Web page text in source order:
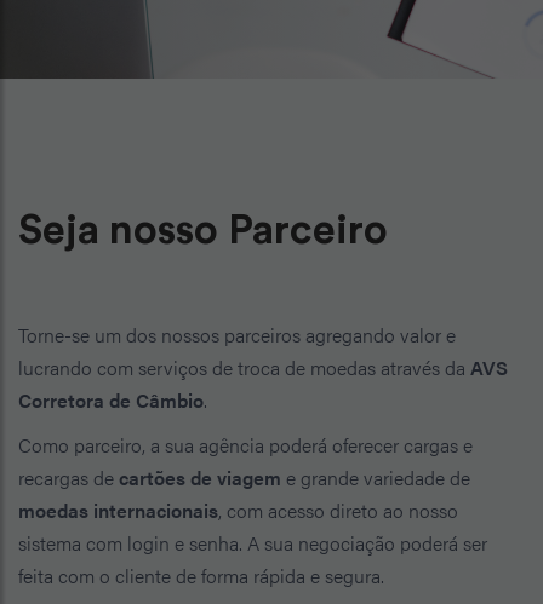
Seja nosso Parceiro
Torne-se um dos nossos parceiros agregando valor e
lucrando com serviços de troca de moedas através da AVS
Corretora de Câmbio.
Como parceiro, a sua agência poderá oferecer cargas e
recargas de cartões de viagem e grande variedade de
moedas internacionais, com acesso direto ao nosso
sistema com login e senha. A sua negociação poderá ser
feita com o cliente de forma rápida e segura.